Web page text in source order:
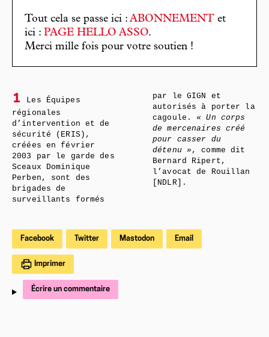
Tout cela se passe ici : ABONNEMENT et
ici : PAGE HELLO ASSO.
Merci mille fois pour votre soutien !
1
Les Équipes
régionales
d’intervention et de
sécurité (ERIS),
créées en février
2003 par le garde des
Sceaux Dominique
Perben, sont des
brigades de
surveillants formés
par le GIGN et
autorisés à porter la
cagoule.« Un corps
de mercenaires créé
pour casser du
détenu » , comme dit
Bernard Ripert,
l’avocat de Rouillan
[NDLR].
Facebook Twitter Mastodon Email
Imprimer
Écrire un commentaire